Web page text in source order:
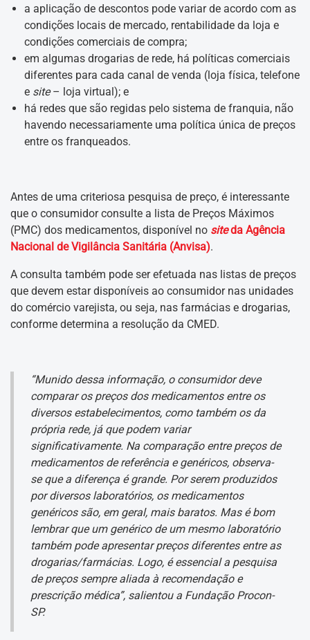
a aplicação de descontos pode variar de acordo com as
condições locais de mercado, rentabilidade da loja e
condições comerciais de compra;
em algumas drogarias de rede, há políticas comerciais
diferentes para cada canal de venda (loja física, telefone
e site– loja virtual); e
há redes que são regidas pelo sistema de franquia, não
havendo necessariamente uma política única de preços
entre os franqueados.
Antes de uma criteriosa pesquisa de preço, é interessante
que o consumidor consulte a lista de Preços Máximos
(PMC) dos medicamentos, disponível no siteda Agência
Nacional de Vigilância Sanitária (Anvisa).
A consulta também pode ser efetuada nas listas de preços
que devem estar disponíveis ao consumidor nas unidades
do comércio varejista, ou seja, nas farmácias e drogarias,
conforme determina a resolução da CMED.
“Munido dessa informação, o consumidor deve
comparar os preços dos medicamentos entre os
diversos estabelecimentos, como também os da
própria rede, já que podem variar
significativamente. Na comparação entre preços de
medicamentos de referência e genéricos, observa-
se que a diferença é grande. Por serem produzidos
por diversos laboratórios, os medicamentos
genéricos são, em geral, mais baratos. Mas é bom
lembrar que um genérico de um mesmo laboratório
também pode apresentar preços diferentes entre as
drogarias/farmácias. Logo, é essencial a pesquisa
de preços sempre aliada à recomendação e
prescrição médica”, salientou a Fundação Procon-
SP.